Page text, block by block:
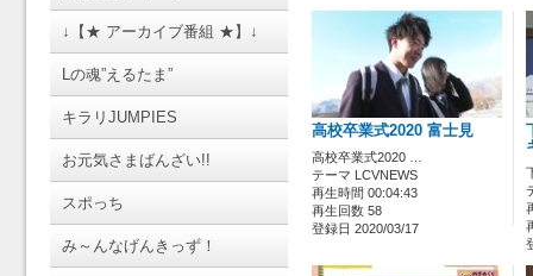
↓【★ アーカイブ番組 ★】↓
Lの魂”えるたま”
キラリJUMPIES
お元気さまばんざい!!
スポっち
み～んなげんきっず！
高校卒業式2020 富士見
高校卒業式2020 …
テーマ LCVNEWS
再生時間 00:04:43
再生回数 58
登録日 2020/03/17